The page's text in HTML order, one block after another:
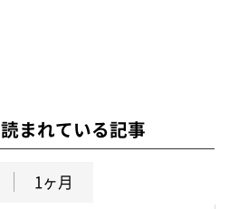
読まれている記事
1ヶ月